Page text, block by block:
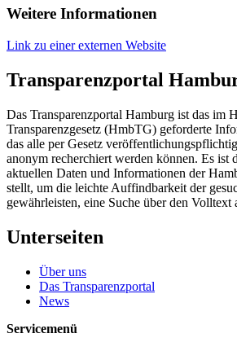
Weitere Informationen
Link zu einer externen Website
Transparenzportal
Das Transparenzportal Hamburg ist das im
Transparenzgesetz (HmbTG) geforderte
das alle per Gesetz
anonym recherchiert werden können. Es ist
aktuellen Daten und Informationen der
stellt, um die leichte Auffindbarkeit der
gewährleisten, eine Suche über den Volltext
Unterseiten
Über uns
Das Transparenzportal
News
Servicemenü